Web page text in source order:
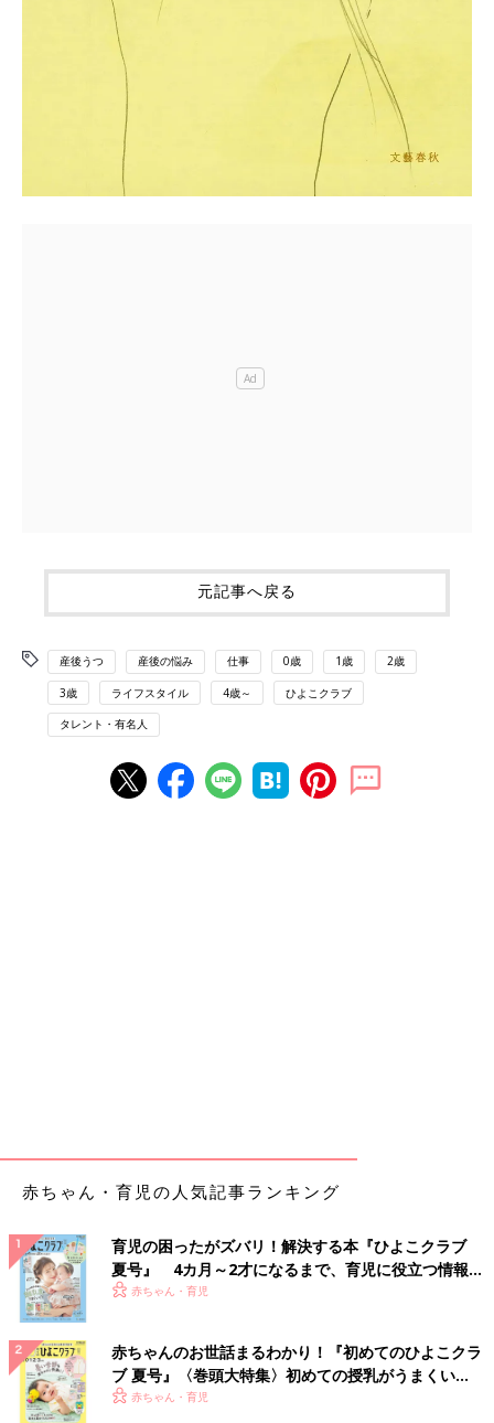
元記事へ戻る
産後うつ 産後の悩み 仕事 0歳 1歳 2歳
3歳 ライフスタイル 4歳～ ひよこクラブ
タレント・有名人
赤ちゃん・育児の人気記事ランキング
育児の困ったがズバリ！解決する本『ひよこクラブ
夏号』 4カ月～2才になるまで、育児に役立つ情報が
いっぱい！
赤ちゃん・育児
赤ちゃんのお世話まるわかり！『初めてのひよこクラ
ブ 夏号』〈巻頭大特集〉初めての授乳がうまくい
く！ おっぱい・ミルクの基本と夏のトラブル 解決テ
赤ちゃん・育児